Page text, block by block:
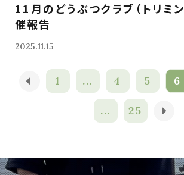
11月のどうぶつクラブ（トリミ
催報告
2025.11.15
1 ... 4 5 6
... 25